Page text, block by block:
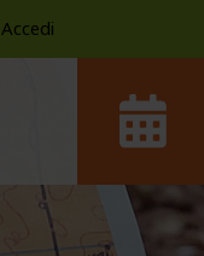
Accedi